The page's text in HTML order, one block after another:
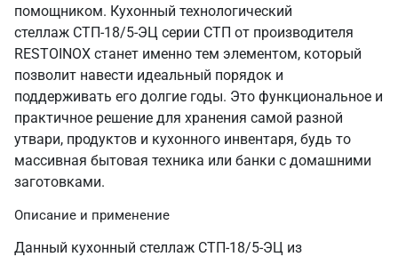
помощником. Кухонный технологический
стеллаж СТП-18/5-ЭЦ серии СТП от производителя
RESTOINOX станет именно тем элементом, который
позволит навести идеальный порядок и
поддерживать его долгие годы. Это функциональное и
практичное решение для хранения самой разной
утвари, продуктов и кухонного инвентаря, будь то
массивная бытовая техника или банки с домашними
заготовками.
Описание и применение
Данный кухонный стеллаж СТП-18/5-ЭЦ из